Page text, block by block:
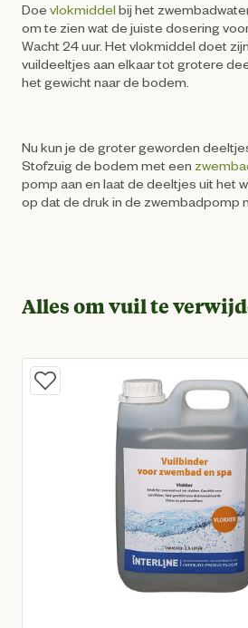
Doe vlokmiddel bij het
om te zien wat de juiste dosering
Wacht 24 uur. Het vlokmiddel doet
vuildeeltjes aan elkaar tot grotere
het gewicht naar de bodem.
Nu kun je de groter geworden
Stofzuig de bodem met een
pomp aan en laat de deeltjes uit het
op dat de druk in de zwembadpomp
Alles om vuil te